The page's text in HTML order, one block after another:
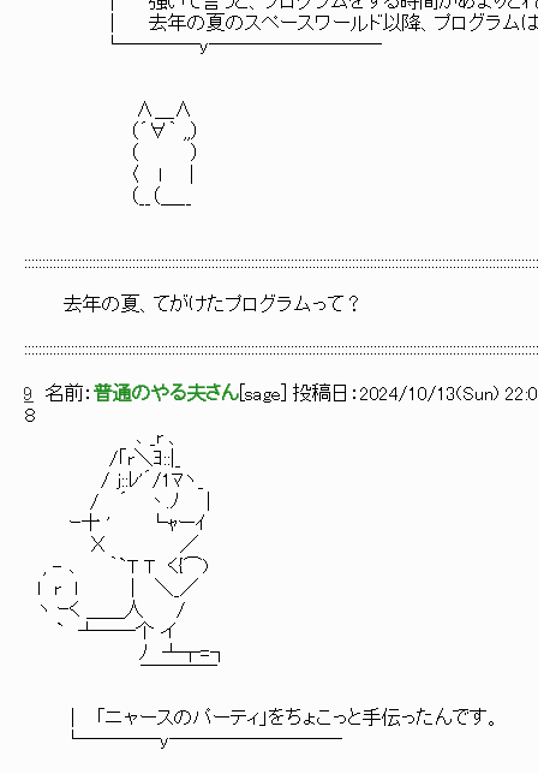
│ 去年の夏のスペースワールド以降、プログラムは書
└────y─────────
∧＿∧
（´∀｀ ,,）
（ ）
〈 ｌ ｜
（__（＿__
去年の夏、てがけたプログラムって？
9 名前： 普通のやる夫さん sage ] 投稿日： 2024/10/13(Sun)
８
､ _r 、
/｢r＼ﾖ::|_
/ j::ﾚ'´/1ﾏヽ_
/ ´ 丶.ﾉ |
ｰ十 ' └ｬーｲ
Χ ／
, - ､ ｀`T T く{⌒)
l r l | ＼_／
ヽ ｰく ＿＿人 /
` ┴――个 イ
ﾉ ┴┬=┐
│ 「ニャースのパーティ」をちょこっと手伝ったんです。
└────y─────────